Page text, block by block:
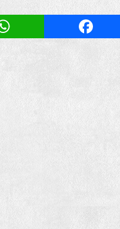
WhatsApp Facebook